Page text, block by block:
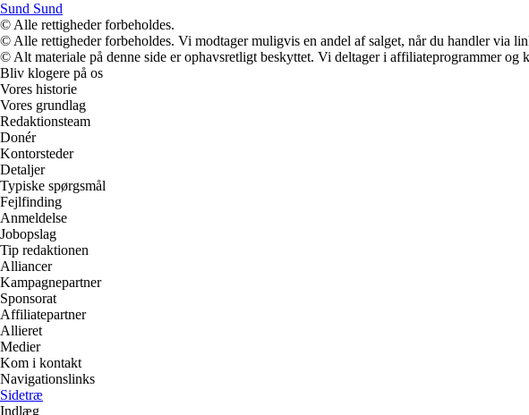
Sund Sund
© Alle rettigheder forbeholdes.
© Alle rettigheder forbeholdes. Vi modtager muligvis en andel af salget, når du handler via
© Alt materiale på denne side er ophavsretligt beskyttet. Vi deltager i affiliateprogrammer
Bliv klogere på os
Vores historie
Vores grundlag
Redaktionsteam
Donér
Kontorsteder
Detaljer
Typiske spørgsmål
Fejlfinding
Anmeldelse
Jobopslag
Tip redaktionen
Alliancer
Kampagnepartner
Sponsorat
Affiliatepartner
Allieret
Medier
Kom i kontakt
Navigationslinks
Sidetræ
Indlæg